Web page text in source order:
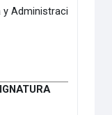
Administración